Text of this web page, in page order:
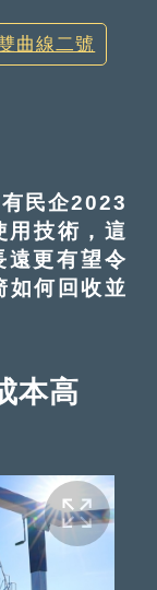
曲線二號
民企2023
用技術，這
更有望令
如何回收並
本高